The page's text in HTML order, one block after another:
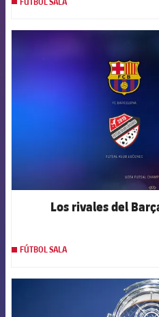
Los rivales del
FÚTBOL SALA